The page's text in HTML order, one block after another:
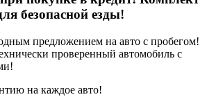
безопасной езды!
предложением на авто с пробегом!
проверенный автомобиль с
на каждое авто!